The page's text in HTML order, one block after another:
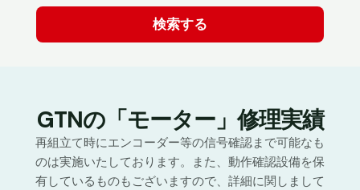
GTNの「モーター」修理実績
再組立て時にエンコーダー等の信号確認まで可能なも
のは実施いたしております。また、動作確認設備を保
有しているものもございますので、詳細に関しまして